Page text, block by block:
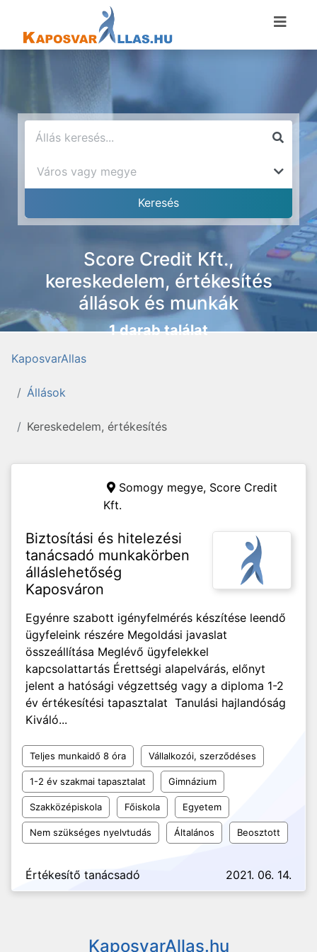
Score Credit Kft.,
kereskedelem, értékesítés
állások és munkák
1 darab találat
KaposvarAllas
Állások
Kereskedelem, értékesítés
Somogy megye, Score Credit
Kft.
Biztosítási és hitelezési
tanácsadó munkakörben
álláslehetőség
Kaposváron
Egyénre szabott igényfelmérés készítése leendő
ügyfeleink részére Megoldási javaslat
összeállítása Meglévő ügyfelekkel
kapcsolattartás Érettségi alapelvárás, előnyt
jelent a hatósági végzettség vagy a diploma 1-2
év értékesítési tapasztalat Tanulási hajlandóság
Kiváló...
Teljes munkaidő 8 óra Vállalkozói, szerződéses
1-2 év szakmai tapasztalat Gimnázium
Szakközépiskola Főiskola Egyetem
Nem szükséges nyelvtudás Általános Beosztott
Értékesítő tanácsadó 2021. 06. 14.
KaposvarAllas.hu